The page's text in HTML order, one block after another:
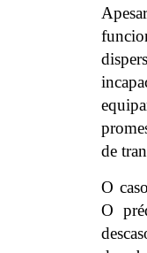
de
O
O